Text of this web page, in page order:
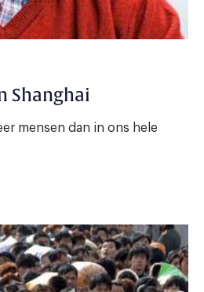
Shanghai
mensen dan in ons hele